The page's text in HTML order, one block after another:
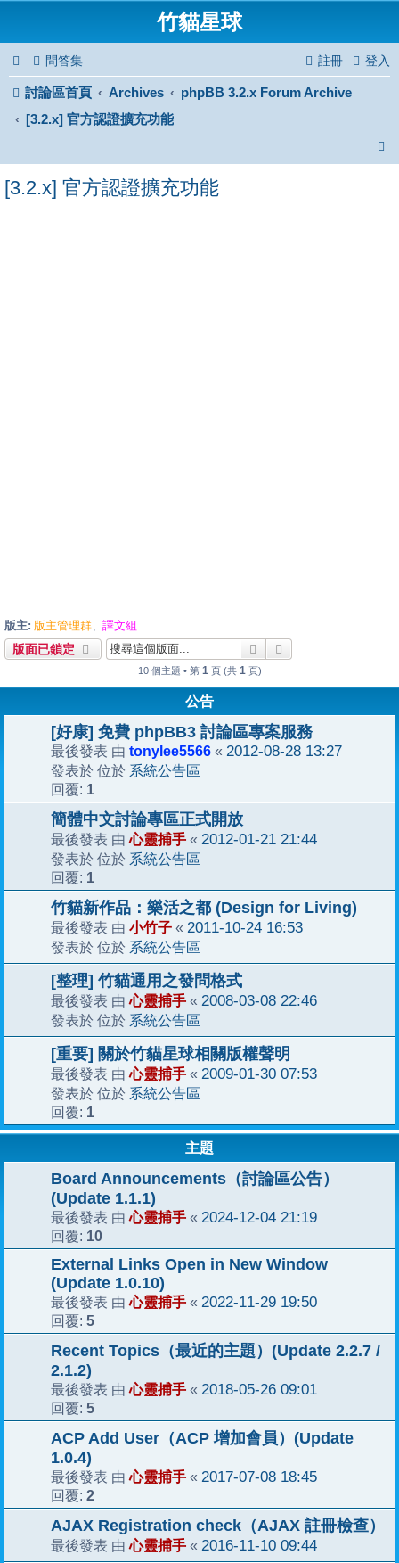
竹貓星球
問答集 登入
註冊
討論區首頁 Archives
phpBB 3.2.x Forum Archive
[3.2.x] 官方認證擴充功能
[3.2.x] 官方認證擴充功能
版主: 版主管理群、 譯文組
版面已鎖定 搜尋
10 個主題 • 第 1 頁 (共 1 頁)
公告
[好康] 免費 phpBB3 討論區專案服務
最後發表 由 tonylee5566 « 2012-08-28 13:27
發表於 位於 系統公告區
回覆: 1
簡體中文討論專區正式開放
最後發表 由心靈捕手 « 2012-01-21 21:44
發表於 位於 系統公告區
回覆: 1
竹貓新作品：樂活之都 (Design for Living)
最後發表 由 小竹子 « 2011-10-24 16:53
發表於 位於 系統公告區
[整理] 竹貓通用之發問格式
最後發表 由心靈捕手 « 2008-03-08 22:46
發表於 位於 系統公告區
[重要] 關於竹貓星球相關版權聲明
最後發表 由心靈捕手 « 2009-01-30 07:53
發表於 位於 系統公告區
回覆: 1
主題
Board Announcements（討論區公告）
(Update 1.1.1)
最後發表 由心靈捕手 « 2024-12-04 21:19
回覆: 10
External Links Open in New Window
(Update 1.0.10)
最後發表 由心靈捕手 « 2022-11-29 19:50
回覆: 5
Recent Topics（最近的主題）(Update 2.2.7 /
2.1.2)
最後發表 由心靈捕手 « 2018-05-26 09:01
回覆: 5
ACP Add User（ACP 增加會員）(Update
1.0.4)
最後發表 由心靈捕手 « 2017-07-08 18:45
回覆: 2
AJAX Registration check（AJAX 註冊檢查）
最後發表 由心靈捕手 « 2016-11-10 09:44